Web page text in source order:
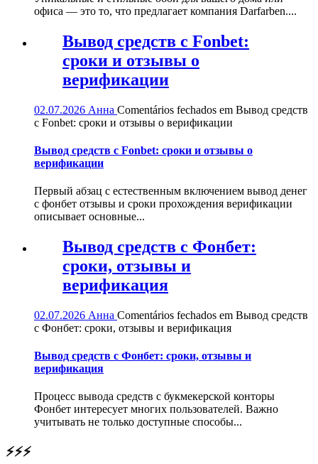
офиса — это то, что предлагает компания Darfarben....
Вывод средств с Fonbet:
сроки и отзывы о
верификации
02.07.2026 Анна Comentários fechados em Вывод средств
с Fonbet: сроки и отзывы о верификации
Вывод средств с Fonbet: сроки и отзывы о
верификации
Первый абзац с естественным включением вывод денег
с фонбет отзывы и сроки прохождения верификации
описывает основные...
Вывод средств с Фонбет:
сроки, отзывы и
верификация
02.07.2026 Анна Comentários fechados em Вывод средств
с Фонбет: сроки, отзывы и верификация
Вывод средств с Фонбет: сроки, отзывы и
верификация
Процесс вывода средств с букмекерской конторы
Фонбет интересует многих пользователей. Важно
учитывать не только доступные способы...
⚡⚡⚡